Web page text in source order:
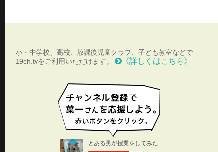
小・中学校、高校、放課後児童クラブ、子ども教室などで
19ch.tvをご利用いただけます。
《詳しくはこちら》